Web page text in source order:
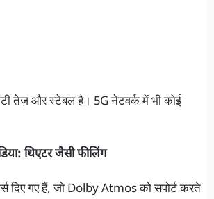
तेज़ और स्टेबल है। 5G नेटवर्क में भी कोई
थिएटर जैसी फीलिंग
दिए गए हैं, जो Dolby Atmos को सपोर्ट करते